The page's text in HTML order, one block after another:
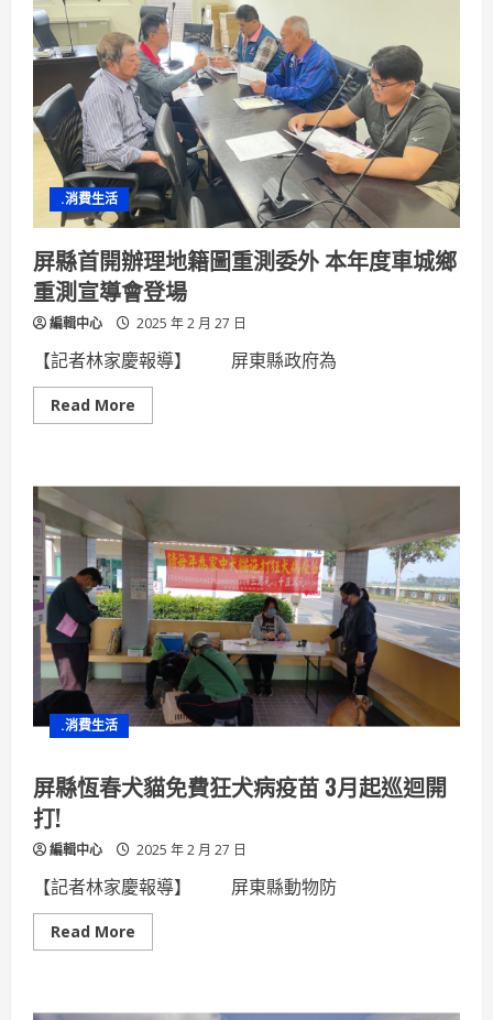
備
工
地
風
市
集
活
動
熱
鬧
登
場
.消費生活
屏縣首開辦理地籍圖重測委外 本年度車城鄉
重測宣導會登場
編輯中心 2025 年 2 月 27 日
【記者林家慶報導】 屏東縣政府為
Read More
more
首
辦
理
地
籍
圖
重
測
委
外
本
年
度
車
城
鄉
宣
導
會
.消費生活
屏縣恆春犬貓免費狂犬病疫苗 3月起巡迴開
打!
編輯中心 2025 年 2 月 27 日
【記者林家慶報導】 屏東縣動物防
Read More
more
恆